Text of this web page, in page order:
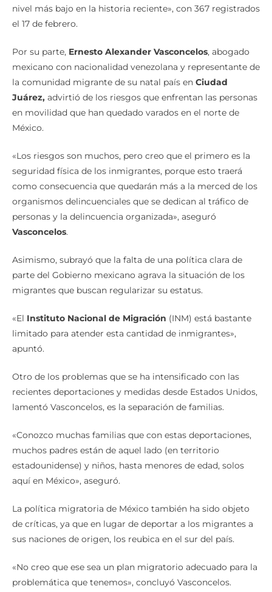
nivel más bajo en la historia reciente», con 367 registrados
el 17 de febrero.
Por su parte, Ernesto Alexander Vasconcelos, abogado
mexicano con nacionalidad venezolana y representante de
la comunidad migrante de su natal país en Ciudad
Juárez, advirtió de los riesgos que enfrentan las personas
en movilidad que han quedado varados en el norte de
México.
«Los riesgos son muchos, pero creo que el primero es la
seguridad física de los inmigrantes, porque esto traerá
como consecuencia que quedarán más a la merced de los
organismos delincuenciales que se dedican al tráfico de
personas y la delincuencia organizada», aseguró
Vasconcelos.
Asimismo, subrayó que la falta de una política clara de
parte del Gobierno mexicano agrava la situación de los
migrantes que buscan regularizar su estatus.
«El Instituto Nacional de Migración (INM) está bastante
limitado para atender esta cantidad de inmigrantes»,
apuntó.
Otro de los problemas que se ha intensificado con las
recientes deportaciones y medidas desde Estados Unidos,
lamentó Vasconcelos, es la separación de familias.
«Conozco muchas familias que con estas deportaciones,
muchos padres están de aquel lado (en territorio
estadounidense) y niños, hasta menores de edad, solos
aquí en México», aseguró.
La política migratoria de México también ha sido objeto
de críticas, ya que en lugar de deportar a los migrantes a
sus naciones de origen, los reubica en el sur del país.
«No creo que ese sea un plan migratorio adecuado para la
problemática que tenemos», concluyó Vasconcelos.